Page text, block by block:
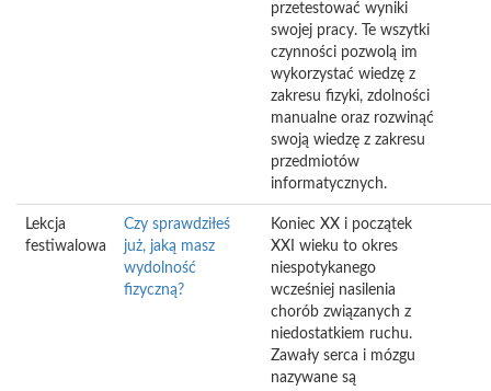
przetestować wyniki
swojej pracy. Te wszytki
czynności pozwolą im
wykorzystać wiedzę z
zakresu fizyki, zdolności
manualne oraz rozwinąć
swoją wiedzę z zakresu
przedmiotów
informatycznych.
Lekcja
festiwalowa
Czy sprawdziłeś
już, jaką masz
wydolność
fizyczną?
Koniec XX i początek
XXI wieku to okres
niespotykanego
wcześniej nasilenia
chorób związanych z
niedostatkiem ruchu.
Zawały serca i mózgu
nazywane są